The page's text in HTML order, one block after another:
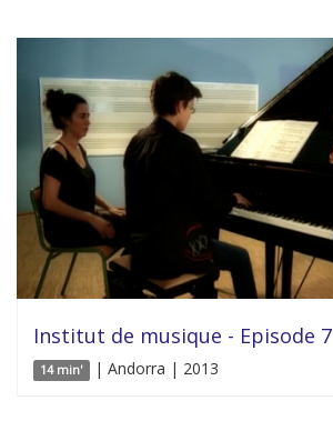
Institut de musique - Episode 7
14 min' | Andorra | 2013